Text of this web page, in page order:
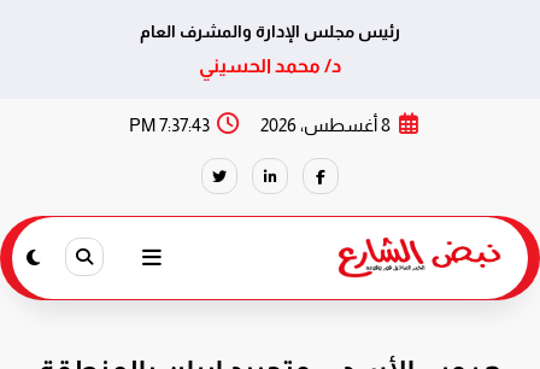
رئيس مجلس الإدارة والمشرف العام
د/ محمد الحسيني
8 أغسطس، 2026 7:37:43 PM